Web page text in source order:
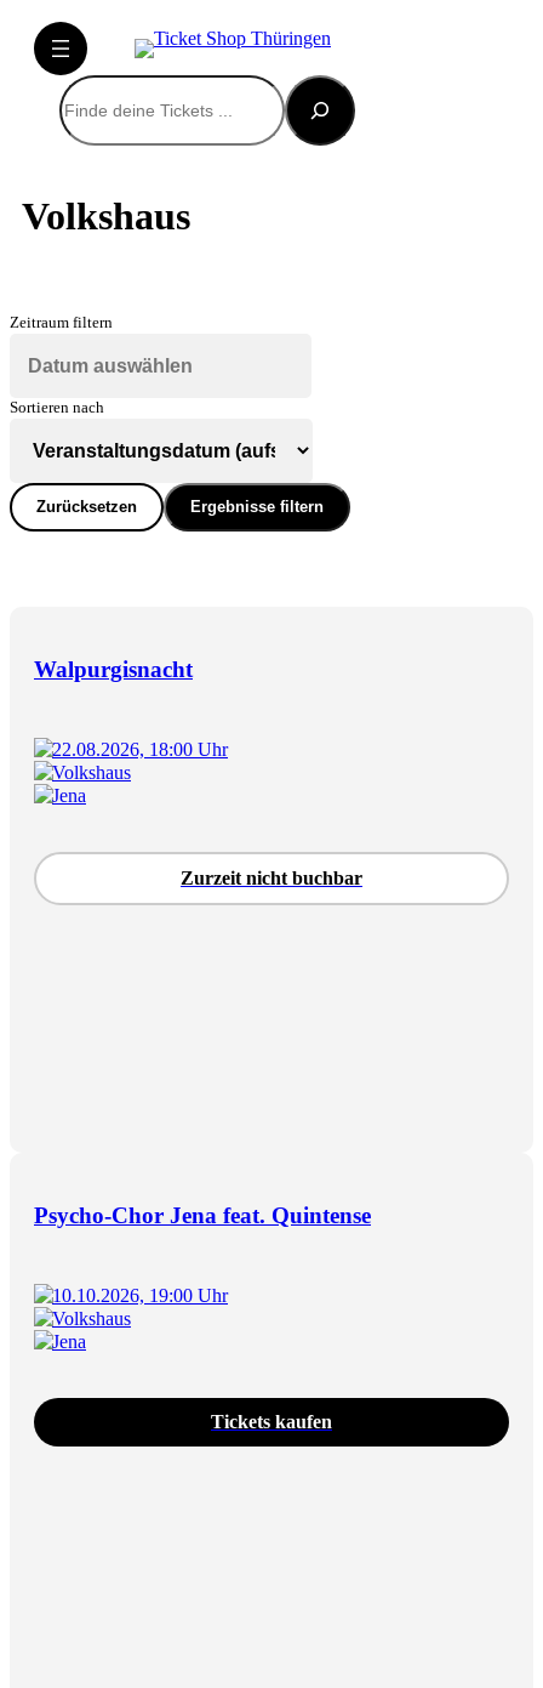
Suchen
Volkshaus
Zeitraum filtern
Sortieren nach
Zurücksetzen Ergebnisse filtern
Walpurgisnacht
22.08.2026, 18:00 Uhr
Volkshaus
Jena
Zurzeit nicht buchbar
Psycho-Chor Jena feat. Quintense
10.10.2026, 19:00 Uhr
Volkshaus
Jena
Tickets kaufen